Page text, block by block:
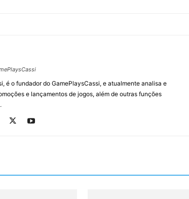
é o fundador do GamePlaysCassi, e atualmente analisa e
e lançamentos de jogos, além de outras funções